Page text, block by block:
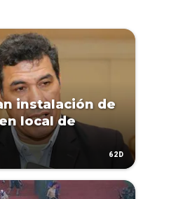
instalación de
local de
62D